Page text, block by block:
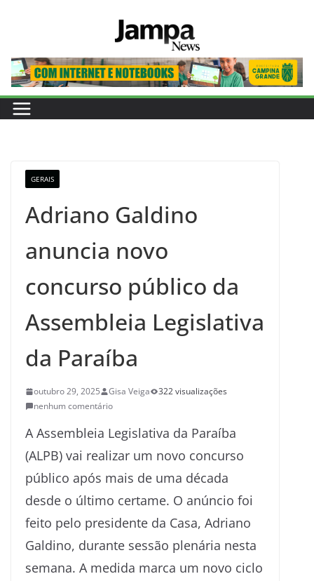
conteúdo
GERAIS
Adriano Galdino
anuncia novo
concurso público da
Assembleia Legislativa
da Paraíba
outubro 29, 2025 Gisa Veiga
322 visualizações
nenhum comentário
A Assembleia Legislativa da Paraíba
(ALPB) vai realizar um novo concurso
público após mais de uma década
desde o último certame. O anúncio foi
feito pelo presidente da Casa, Adriano
Galdino, durante sessão plenária nesta
semana. A medida marca um novo ciclo